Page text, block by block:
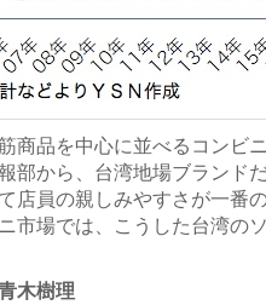
商品を中心に並べるコンビ
部から、台湾地場ブランド
店員の親しみやすさが一番
市場では、こうした台湾の
木樹理